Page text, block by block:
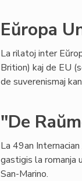
Eŭropa
La rilatoj inter
Brition) kaj de EU
de suverenismaj
"De
La 49an
gastigis la romanja
San-Marino.